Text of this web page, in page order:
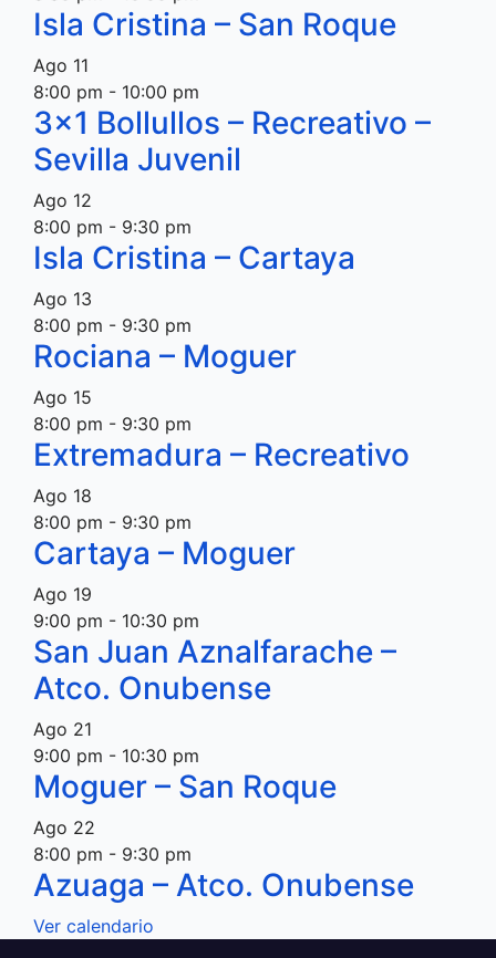
Isla Cristina – San Roque
Ago 11
8:00 pm - 10:00 pm
3×1 Bollullos – Recreativo –
Sevilla Juvenil
Ago 12
8:00 pm - 9:30 pm
Isla Cristina – Cartaya
Ago 13
8:00 pm - 9:30 pm
Rociana – Moguer
Ago 15
8:00 pm - 9:30 pm
Extremadura – Recreativo
Ago 18
8:00 pm - 9:30 pm
Cartaya – Moguer
Ago 19
9:00 pm - 10:30 pm
San Juan Aznalfarache –
Atco. Onubense
Ago 21
9:00 pm - 10:30 pm
Moguer – San Roque
Ago 22
8:00 pm - 9:30 pm
Azuaga – Atco. Onubense
Ver calendario